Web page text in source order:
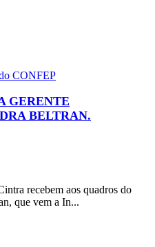
CONFEP
GERENTE
BELTRAN.
recebem aos quadros do
que vem a In...